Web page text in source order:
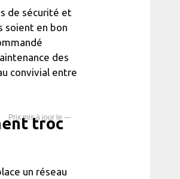
de sécurité et
soient en bon
des
convivial entre
—
troc
un réseau